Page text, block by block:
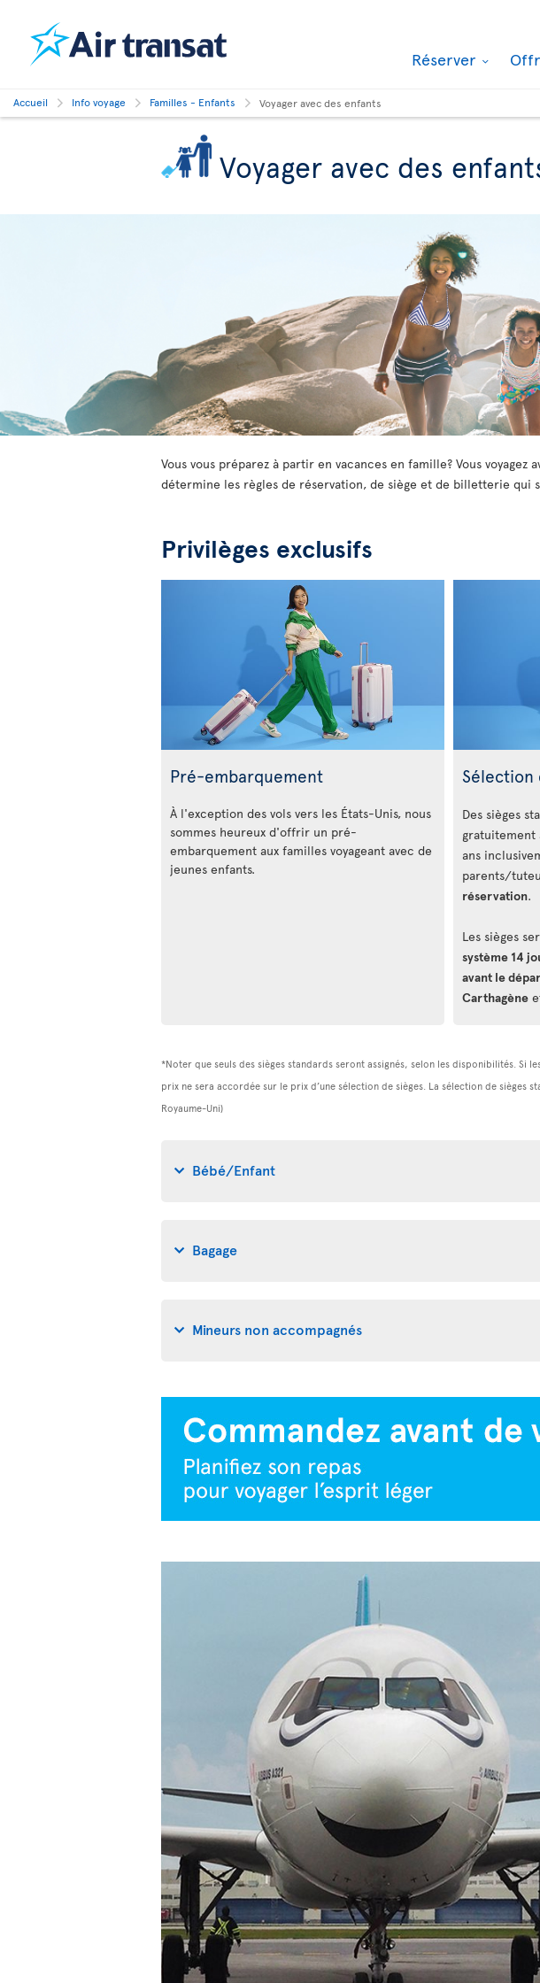
Réserver
Accueil Info voyage Familles - Enfants Voyager avec des enfants
Voyager avec des
Vous vous préparez à partir en vacances en famille? Vous
détermine les règles de réservation, de siège et de billetterie qui
Privilèges exclusifs
Pré-embarquement
À l'exception des vols vers les États-Unis, nous
sommes heureux d'offrir un pré-
embarquement aux familles voyageant avec de
jeunes enfants.
Sélection
Des sièges
gratuitement
ans
parents/
réservation.
Les sièges
système 14
avant le
Carthagène
*Noter que seuls des sièges standards seront assignés, selon les disponibilités. Si
prix ne sera accordée sur le prix d’une sélection de sièges. La sélection de
Royaume-Uni)
Bébé/Enfant
Bagage
Mineurs non accompagnés